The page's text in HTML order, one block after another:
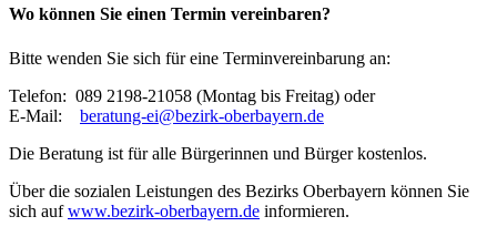
Wo können Sie einen Termin vereinbaren?
Bitte wenden Sie sich für eine Terminvereinbarung an:
Telefon: 089 2198-21058 (Montag bis Freitag) oder
E-Mail: beratung-ei@bezirk-oberbayern.de
Die Beratung ist für alle Bürgerinnen und Bürger kostenlos.
Über die sozialen Leistungen des Bezirks Oberbayern können Sie
sich aufwww.bezirk-oberbayern.de informieren.